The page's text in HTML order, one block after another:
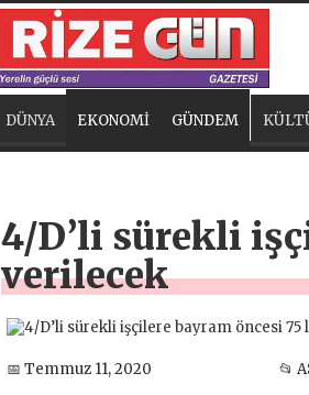
DÜNYA EKONOMİ GÜNDEM
4/D’li sürekli
verilecek
📅 Temmuz 11, 2020 📂